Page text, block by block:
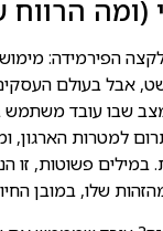
(ומה הרווח
הפירמידה:
אבל בעולם
שבו עובד משתמש
למטרות הארגון,
במילים פשוטות, זו
שלו, במובן